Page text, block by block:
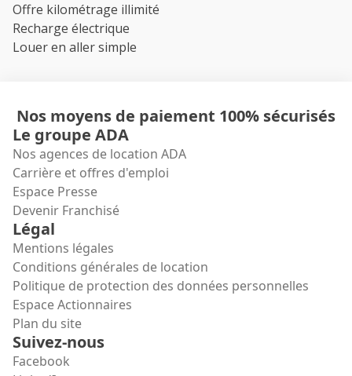
Offre kilométrage illimité
Recharge électrique
Louer en aller simple
Nos moyens de paiement 100% sécurisés
Le groupe ADA
Nos agences de location ADA
Carrière et offres d'emploi
Espace Presse
Devenir Franchisé
Légal
Mentions légales
Conditions générales de location
Politique de protection des données personnelles
Espace Actionnaires
Plan du site
Suivez-nous
Facebook